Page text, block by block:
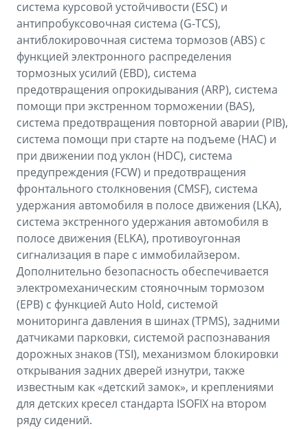
система курсовой устойчивости (ESС) и
антипробуксовочная система (G-TCS),
антиблокировочная система тормозов (ABS) с
функцией электронного распределения
тормозных усилий (EBD), система
предотвращения опрокидывания (ARP), система
помощи при экстренном торможении (BAS),
система предотвращения повторной аварии (PIB),
система помощи при старте на подъеме (HАC) и
при движении под уклон (HDC), система
предупреждения (FCW) и предотвращения
фронтального столкновения (CMSF), система
удержания автомобиля в полосе движения (LKA),
система экстренного удержания автомобиля в
полосе движения (ELKA), противоугонная
сигнализация в паре с иммобилайзером.
Дополнительно безопасность обеспечивается
электромеханическим стояночным тормозом
(EPB) с функцией Auto Hold, системой
мониторинга давления в шинах (TPMS), задними
датчиками парковки, системой распознавания
дорожных знаков (TSI), механизмом блокировки
открывания задних дверей изнутри, также
известным как «детский замок», и креплениями
для детских кресел стандарта ISOFIX на втором
ряду сидений.